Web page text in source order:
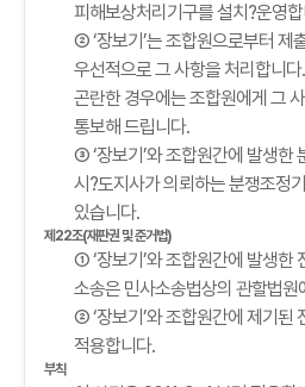
피해보상처리기구를 설치?운영
② ‘장보기’는 조합원으로부터 제
우선적으로 그 사항을 처리합니
곤란한 경우에는 조합원에게 그
통보해 드립니다.
③ ‘장보기’와 조합원간에 발생한
시?도지사가 의뢰하는 분쟁조정
있습니다.
제22조(재판권 및 준거법)
① ‘장보기’와 조합원간에 발생한
소송은 민사소송법상의 관할법원
② ‘장보기’와 조합원간에 제기된
적용합니다.
부칙